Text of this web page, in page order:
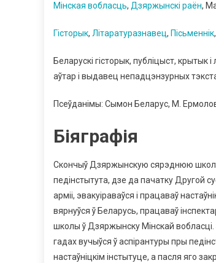
Мінская вобласць, Дзяржынскі раён,
Гісторык, Літаратуразнавец, Пісьменнік,
Беларускі гісторык, публіцыст, крытык
аўтар і выдавец непадцэнзурных
Псеўданімы: Сымон Беларус, М.
Біяграфія
Скончыў Дзяржынскую сярэднюю школу
педінстытута, дзе да пачатку Другой
арміі, эвакуіраваўся і працаваў
вярнуўся ў Беларусь, працаваў
школы ў Дзяржынску Мінскай вобласці.
гадах вучыўся ў аспірантуры пры
настаўніцкім інстытуце, а пасля яго